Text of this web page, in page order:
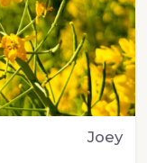
Joey